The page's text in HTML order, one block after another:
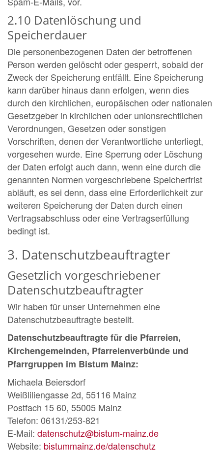
2.10 Datenlöschung und
Speicherdauer
Die personenbezogenen Daten der betroffenen
Person werden gelöscht oder gesperrt, sobald der
Zweck der Speicherung entfällt. Eine Speicherung
kann darüber hinaus dann erfolgen, wenn dies
durch den kirchlichen, europäischen oder nationalen
Gesetzgeber in kirchlichen oder unionsrechtlichen
Verordnungen, Gesetzen oder sonstigen
Vorschriften, denen der Verantwortliche unterliegt,
vorgesehen wurde. Eine Sperrung oder Löschung
der Daten erfolgt auch dann, wenn eine durch die
genannten Normen vorgeschriebene Speicherfrist
abläuft, es sei denn, dass eine Erforderlichkeit zur
weiteren Speicherung der Daten durch einen
Vertragsabschluss oder eine Vertragserfüllung
bedingt ist.
3. Datenschutzbeauftragter
Gesetzlich vorgeschriebener
Datenschutzbeauftragter
Wir haben für unser Unternehmen eine
Datenschutzbeauftragte bestellt.
Datenschutzbeauftragte für die Pfarreien,
Kirchengemeinden, Pfarreienverbünde und
Pfarrgruppen im Bistum Mainz:
Michaela Beiersdorf
Weißliliengasse 2d, 55116 Mainz
Postfach 15 60, 55005 Mainz
Telefon: 06131/253-821
E-Mail: datenschutz@bistum-mainz.de
Website: bistummainz.de/datenschutz